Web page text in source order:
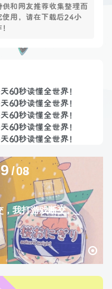
和网友推荐收集整理而
用，请在下载后24小
60秒读懂全世界！
60秒读懂全世界！
60秒读懂全世界！
60秒读懂全世界！
60秒读懂全世界！
08
，我打游戏断交。